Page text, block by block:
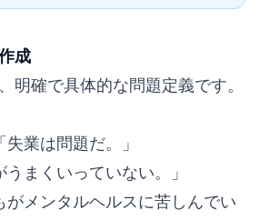
成
明確で具体的な問題定義です。
失業は問題だ。」
うまくいっていない。」
がメンタルヘルスに苦しんでい